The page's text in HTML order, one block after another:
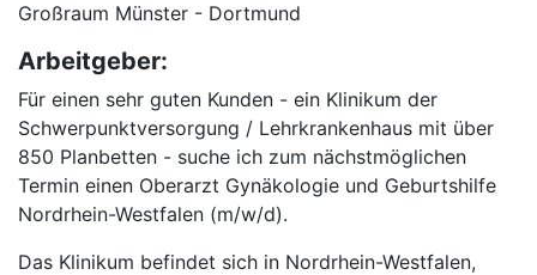
Großraum Münster - Dortmund
Arbeitgeber:
Für einen sehr guten Kunden - ein Klinikum der
Schwerpunktversorgung / Lehrkrankenhaus mit über
850 Planbetten - suche ich zum nächstmöglichen
Termin einen Oberarzt Gynäkologie und Geburtshilfe
Nordrhein-Westfalen (m/w/d).
Das Klinikum befindet sich in Nordrhein-Westfalen,